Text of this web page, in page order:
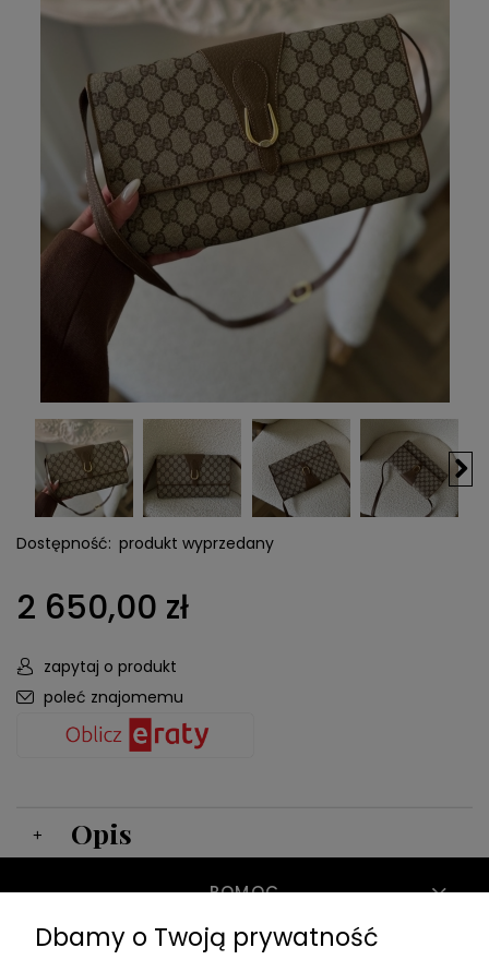
Dostępność: produkt wyprzedany
2 650,00 zł
zapytaj o produkt
poleć znajomemu
Opis
POMOC
Dbamy o Twoją prywatność